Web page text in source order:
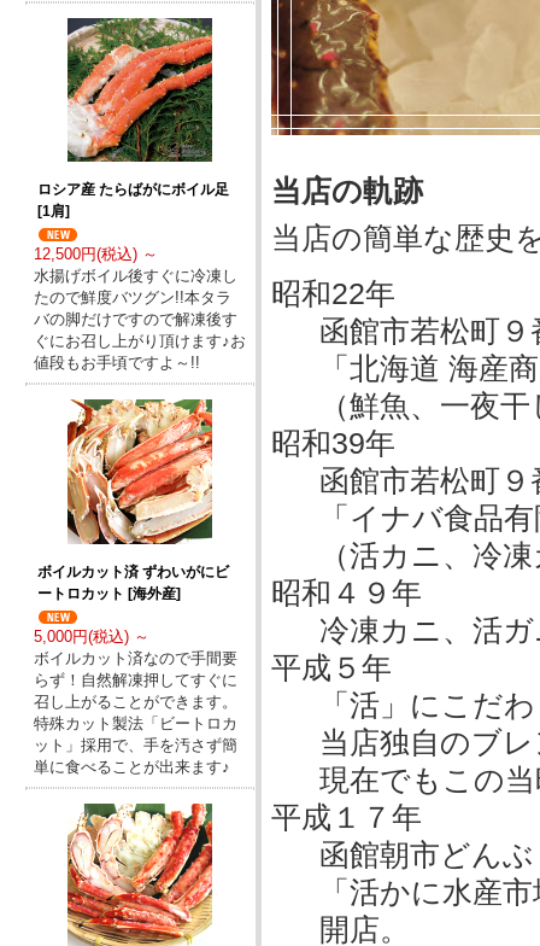
ロシア産 たらばがにボイル足
[1肩]
12,500円(税込) ～
水揚げボイル後すぐに冷凍し
たので鮮度バツグン!!本タラ
バの脚だけですので解凍後す
ぐにお召し上がり頂けます♪お
値段もお手頃ですよ～!!
ボイルカット済 ずわいがにビ
ートロカット [海外産]
5,000円(税込) ～
ボイルカット済なので手間要
らず！自然解凍押してすぐに
召し上がることができます。
特殊カット製法「ビートロカ
ット」採用で、手を汚さず簡
単に食べることが出来ます♪
当店の軌跡
当店の簡単な歴史
昭和22年
函館市若松町
「北海道 海産
（鮮魚、一夜
昭和39年
函館市若松町
「イナバ食品
（活カニ、冷
昭和４９年
冷凍カニ、活
平成５年
「活」にこだ
当店独自のブ
現在でもこの
平成１７年
函館朝市どん
「活かに水産
開店。